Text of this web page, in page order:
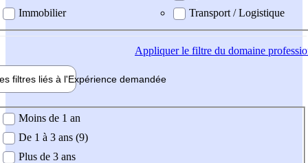
Immobilier
Transport / Logistique
Appliquerle filtre du domaine
filtres liés à l'Expérience demandée
demandée
Moins de 1 an
De 1 à 3 ans (9)
Plus de 3 ans